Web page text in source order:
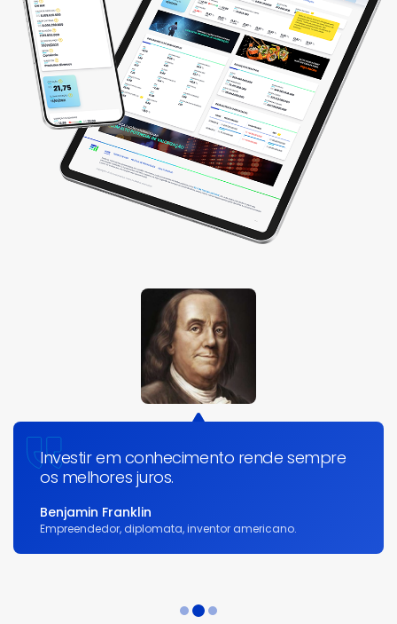
Investir em conhecimento rende sempre
os melhores juros.
Benjamin Franklin
Empreendedor, diplomata, inventor americano.